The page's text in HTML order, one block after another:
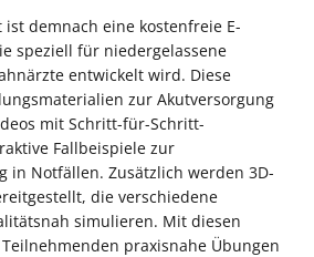
ist demnach eine kostenfreie E-
speziell für niedergelassene
entwickelt wird. Diese
zur Akutversorgung
mit Schritt-für-Schritt-
Fallbeispiele zur
in Notfällen. Zusätzlich werden 3D-
die verschiedene
simulieren. Mit diesen
praxisnahe Übungen